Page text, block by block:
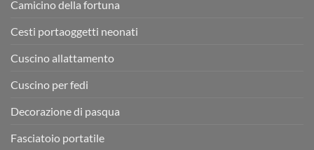
Camicino della fortuna
Cesti portaoggetti neonati
Cuscino allattamento
Cuscino per fedi
Decorazione di pasqua
Fasciatoio portatile